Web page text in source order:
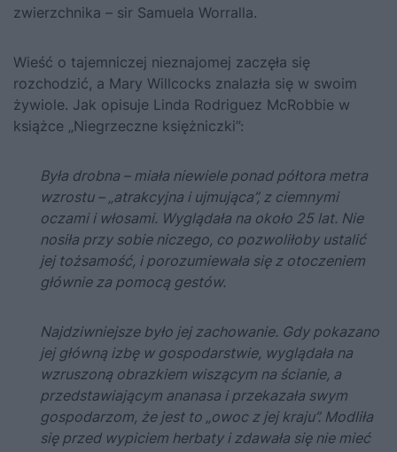
zwierzchnika – sir Samuela Worralla.
Wieść o tajemniczej nieznajomej zaczęła się
rozchodzić, a Mary Willcocks znalazła się w swoim
żywiole. Jak opisuje Linda Rodriguez McRobbie w
książce „Niegrzeczne księżniczki”:
Była drobna – miała niewiele ponad półtora metra
wzrostu – „atrakcyjna i ujmująca”, z ciemnymi
oczami i włosami. Wyglądała na około 25 lat. Nie
nosiła przy sobie niczego, co pozwoliłoby ustalić
jej tożsamość, i porozumiewała się z otoczeniem
głównie za pomocą gestów.
Najdziwniejsze było jej zachowanie. Gdy pokazano
jej główną izbę w gospodarstwie, wyglądała na
wzruszoną obrazkiem wiszącym na ścianie, a
przedstawiającym ananasa i przekazała swym
gospodarzom, że jest to „owoc z jej kraju”. Modliła
się przed wypiciem herbaty i zdawała się nie mieć